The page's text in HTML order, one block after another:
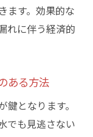
ます。効果的な
れに伴う経済的
ある方法
となります。
でも見逃さない